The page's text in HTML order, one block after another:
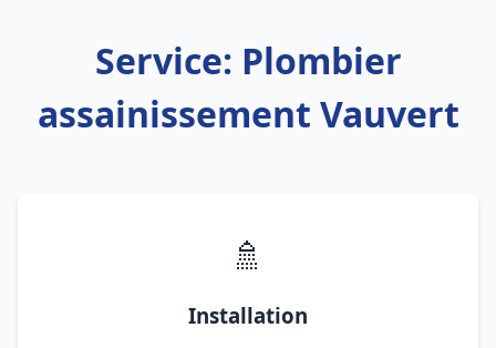
Service: Plombier
assainissement Vauvert
🚿
Installation